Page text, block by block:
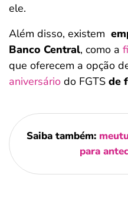
ele.
Além disso, existem
Banco Central, como a
que oferecem a opção
aniversário do FGTS de
Saiba também:
para